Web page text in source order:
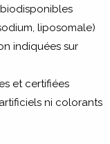
liposomale)
indiquées sur
et certifiées
ni colorants